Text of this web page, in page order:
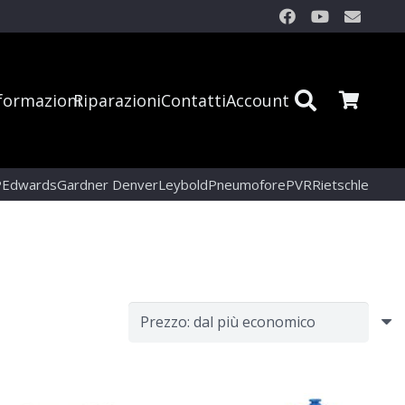
RiparazioniContattiAccount
EdwardsGardner DenverLeyboldPneumoforePVRRietschle